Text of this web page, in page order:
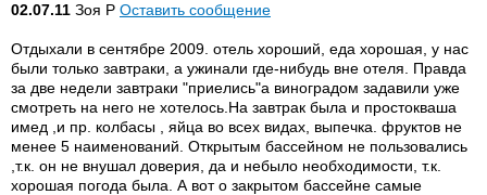
02.07.11 Зоя Р Оставить сообщение
Отдыхали в сентябре 2009. отель хороший, еда хорошая, у нас
были только завтраки, а ужинали где-нибудь вне отеля. Правда
за две недели завтраки "приелись"а виноградом задавили уже
смотреть на него не хотелось.На завтрак была и простокваша
имед ,и пр. колбасы , яйца во всех видах, выпечка. фруктов не
менее 5 наименований. Открытым бассейном не пользовались
,т.к. он не внушал доверия, да и небыло необходимости, т.к.
хорошая погода была. А вот о закрытом бассейне самые